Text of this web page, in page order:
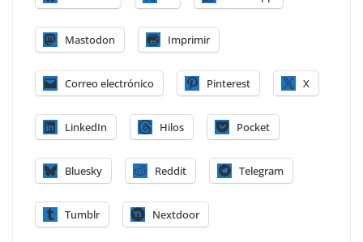
Mastodon Imprimir
Correo electrónico Pinterest X
LinkedIn Hilos Pocket
Bluesky Reddit Telegram
Tumblr Nextdoor